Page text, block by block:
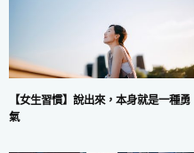
【女生習慣】說出來，本身就是一種勇
氣